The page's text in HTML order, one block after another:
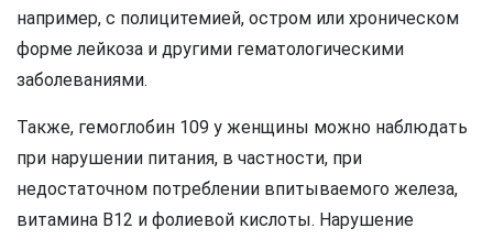
например, с полицитемией, остром или хроническом
форме лейкоза и другими гематологическими
заболеваниями.
Также, гемоглобин 109 у женщины можно наблюдать
при нарушении питания, в частности, при
недостаточном потреблении впитываемого железа,
витамина В12 и фолиевой кислоты. Нарушение